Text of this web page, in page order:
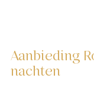
Aanbieding
nachten